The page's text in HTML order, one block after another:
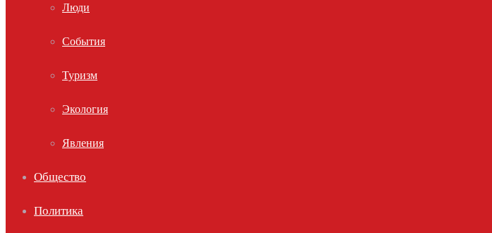
Люди
События
Туризм
Экология
Явления
Общество
Политика